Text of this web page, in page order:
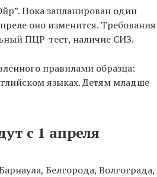
Пока запланирован один
оно изменится. Требования
ПЦР-тест, наличие СИЗ.
правилами образца:
языках. Детям младше
с 1 апреля
Белгорода, Волгограда,